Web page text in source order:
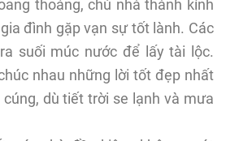
thoảng, chủ nhà thành kính
đình gặp vạn sự tốt lành. Các
suối múc nước để lấy tài lộc.
nhau những lời tốt đẹp nhất
dù tiết trời se lạnh và mưa